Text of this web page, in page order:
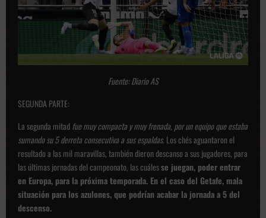
Fuente: Diario AS
SEGUNDA PARTE:
La segunda mitadfue muy compacta y muy frenada, por un equipo que estaba
sumando su 5 derrota consecutiva a sus espaldas. Los chés aguantaron el
resultado a las mil maravillas, también dieron descanso a sus jugadores, para
las últimas jornadas del campeonato, las cuálesse juegan, poder entrar
en Europa, para la próxima temporada. En el caso del Getafe, mala
situación para los azulones, que podrían acabar la jornada a 5 del
descenso.